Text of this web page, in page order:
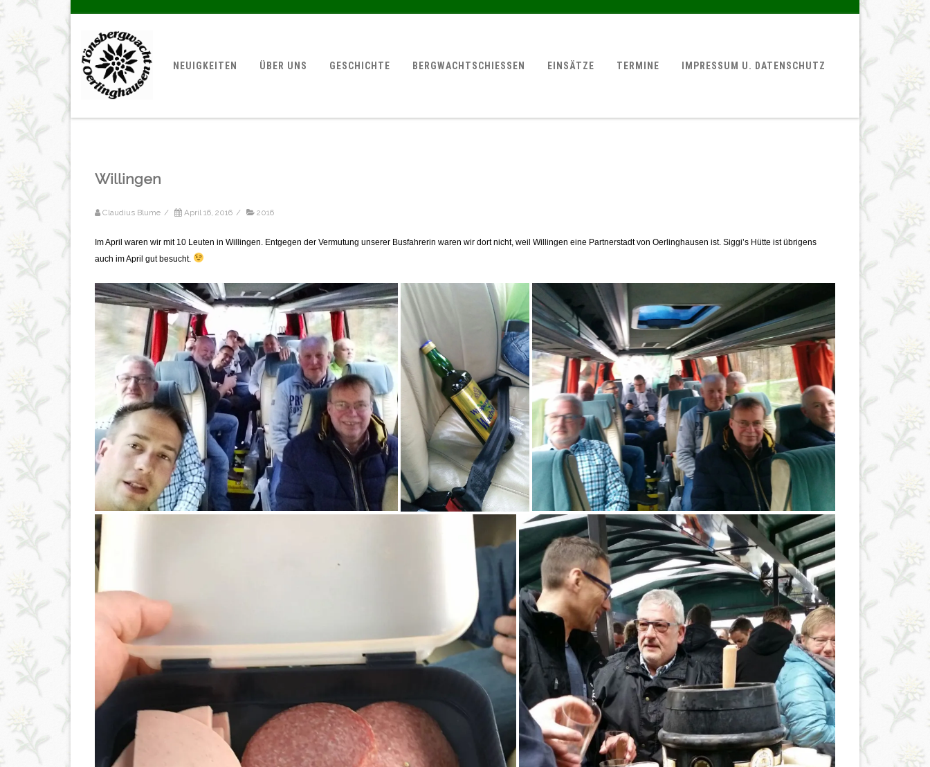
NEUIGKEITEN ÜBER UNS GESCHICHTE BERGWACHTSCHIESSEN EINSÄTZE TERMINE IMPRESSUM U. DATENSCHUTZ
Willingen
Claudius Blume / April 16, 2016 / 2016
Im April waren wir mit 10 Leuten in Willingen. Entgegen der Vermutung unserer Busfahrerin waren wir dort nicht, weil Willingen eine Partnerstadt von Oerlinghausen ist. Siggi’s Hütte ist übrigens
auch im April gut besucht.